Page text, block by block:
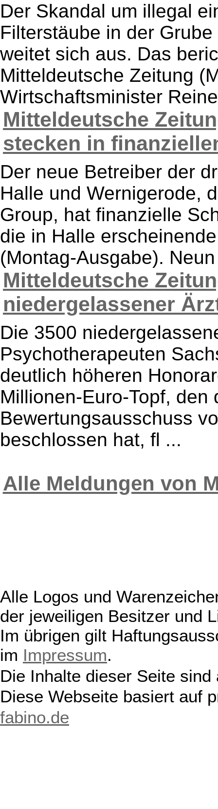
Der Skandal um illegal
Filterstäube in der
weitet sich aus. Das
Mitteldeutsche Zeitung
Wirtschaftsminister
Mitteldeutsche
stecken in
Der neue Betreiber der
Halle und Wernigerode,
Group, hat finanzielle
die in Halle
(Montag-Ausgabe).
Mitteldeutsche
niedergelassener
Die 3500
Psychotherapeuten
deutlich höheren
Millionen-Euro-Topf, den
Bewertungsausschuss
beschlossen hat, fl ...
Alle Meldungen von
Alle Logos und
der jeweiligen Besitzer und
Im übrigen gilt
im Impressum.
Die Inhalte dieser Seite
Diese Webseite basiert auf
fabino.de